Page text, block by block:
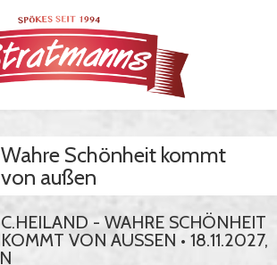
Wahre Schönheit kommt
von außen
C.HEILAND - WAHRE SCHÖNHEIT
KOMMT VON AUSSEN • 18.11.2027, 2